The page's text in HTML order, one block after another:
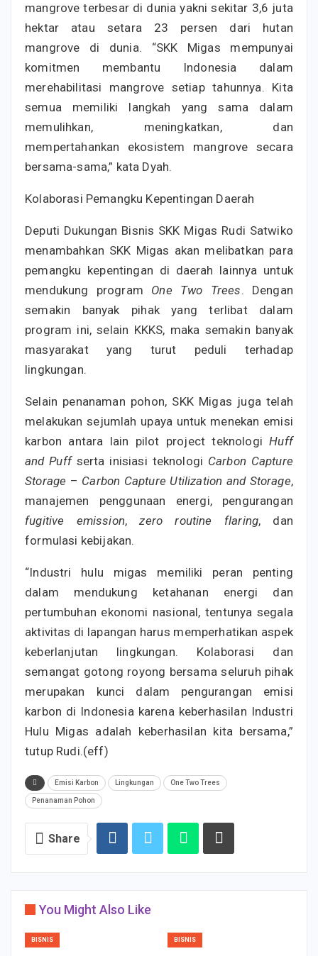
mangrove terbesar di dunia yakni sekitar 3,6 juta
hektar atau setara 23 persen dari hutan
mangrove di dunia. “SKK Migas mempunyai
komitmen membantu Indonesia dalam
merehabilitasi mangrove setiap tahunnya. Kita
semua memiliki langkah yang sama dalam
memulihkan, meningkatkan, dan
mempertahankan ekosistem mangrove secara
bersama-sama,” kata Dyah.
Kolaborasi Pemangku Kepentingan Daerah
Deputi Dukungan Bisnis SKK Migas Rudi Satwiko
menambahkan SKK Migas akan melibatkan para
pemangku kepentingan di daerah lainnya untuk
mendukung program One Two Trees. Dengan
semakin banyak pihak yang terlibat dalam
program ini, selain KKKS, maka semakin banyak
masyarakat yang turut peduli terhadap
lingkungan.
Selain penanaman pohon, SKK Migas juga telah
melakukan sejumlah upaya untuk menekan emisi
karbon antara lain pilot project teknologiHuff
and Puff serta inisiasi teknologi Carbon Capture
Storage – Carbon Capture Utilization and Storage,
manajemen penggunaan energi, pengurangan
fugitive emission, zero routine flaring, dan
formulasi kebijakan.
“Industri hulu migas memiliki peran penting
dalam mendukung ketahanan energi dan
pertumbuhan ekonomi nasional, tentunya segala
aktivitas di lapangan harus memperhatikan aspek
keberlanjutan lingkungan. Kolaborasi dan
semangat gotong royong bersama seluruh pihak
merupakan kunci dalam pengurangan emisi
karbon di Indonesia karena keberhasilan Industri
Hulu Migas adalah keberhasilan kita bersama,”
tutup Rudi.(eff)
Emisi Karbon Lingkungan One Two Trees
Penanaman Pohon
Share
You Might Also Like
BISNIS BISNIS